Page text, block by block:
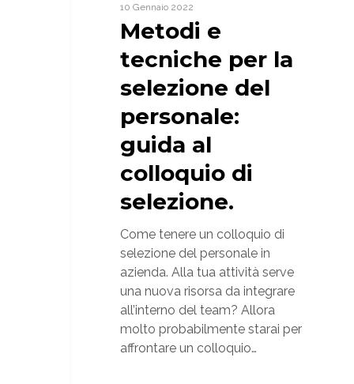
10 Gennaio 2022
Metodi e
tecniche per la
selezione del
personale:
guida al
colloquio di
selezione.
Come tenere un colloquio di
selezione del personale in
azienda. Alla tua attività serve
una nuova risorsa da integrare
all’interno del team? Allora
molto probabilmente starai per
affrontare un colloquio…